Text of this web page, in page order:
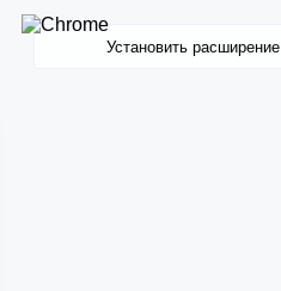
Установить расширение